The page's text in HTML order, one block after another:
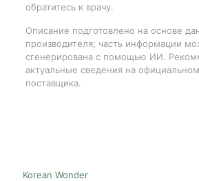
обратитесь к врачу.
Описание подготовлено на основе
производителя; часть информации
сгенерирована с помощью ИИ.
актуальные сведения на
поставщика.
Korean Wonder